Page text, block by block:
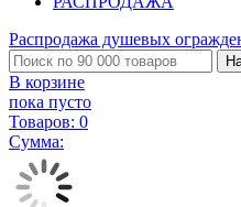
Распродажа душевых
В корзине
пока пусто
Товаров: 0
Сумма: